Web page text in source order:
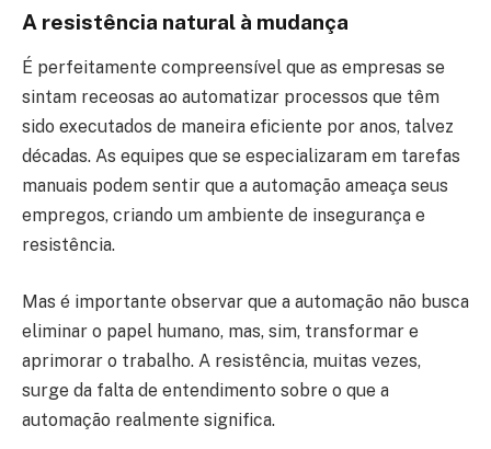
A resistência natural à mudança
É perfeitamente compreensível que as empresas se
sintam receosas ao automatizar processos que têm
sido executados de maneira eficiente por anos, talvez
décadas. As equipes que se especializaram em tarefas
manuais podem sentir que a automação ameaça seus
empregos, criando um ambiente de insegurança e
resistência.
Mas é importante observar que a automação não busca
eliminar o papel humano, mas, sim, transformar e
aprimorar o trabalho. A resistência, muitas vezes,
surge da falta de entendimento sobre o que a
automação realmente significa.